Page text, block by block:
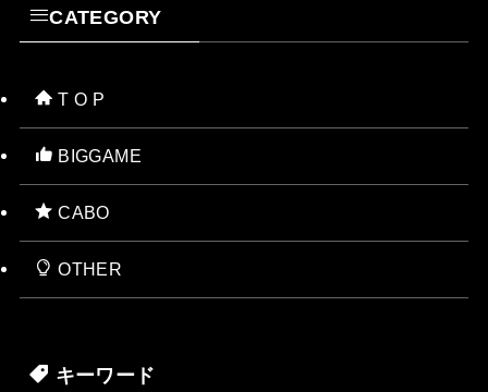
CATEGORY
T O P
BIGGAME
CABO
OTHER
キーワード